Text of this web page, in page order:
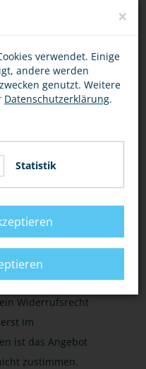
ONLINE-SHOPS
Angeboten, die sofort
solltest du stutzig
kostenlos.
sein bei
und
verstecken.
Widerrufsrecht
im
ist das Angebot
zustimmen.
×
verwendet. Einige
andere werden
genutzt. Weitere
Datenschutzerklärung.
Statistik